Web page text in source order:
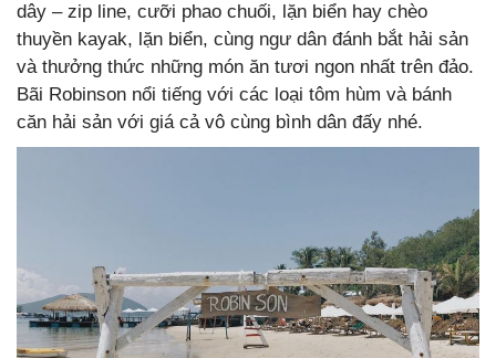
dây – zip line, cưỡi phao chuối, lặn biển hay chèo
thuyền kayak, lặn biển, cùng ngư dân đánh bắt hải sản
và thưởng thức những món ăn tươi ngon nhất trên đảo.
Bãi Robinson nổi tiếng với các loại tôm hùm và bánh
căn hải sản với giá cả vô cùng bình dân đấy nhé.